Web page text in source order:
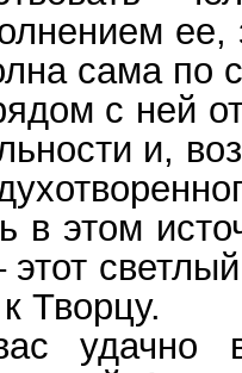
ее,
сама по
с ней
и,
в этом
этот
Творцу.
удачно